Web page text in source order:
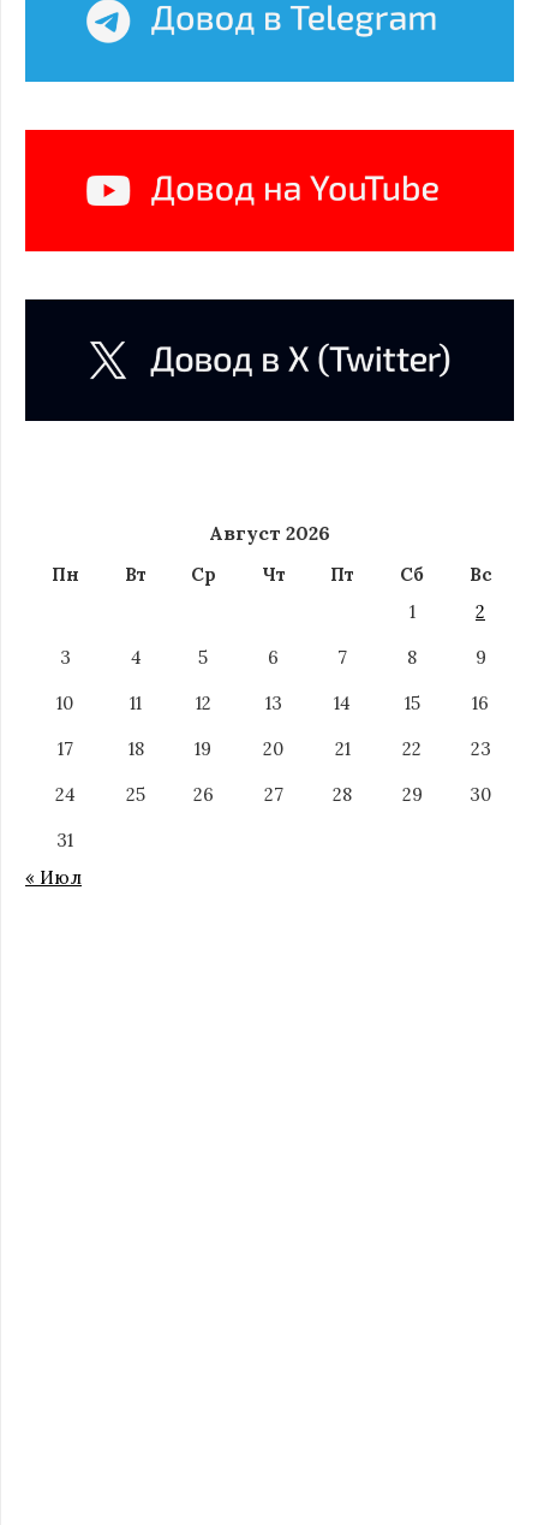
Август 2026
Пн Вт Ср Чт Пт Сб
Вс
1
2
3
4 5 6 7 8
9
10
11 12 13 14 15
16
17
18 19 20 21 22
23
24
25 26 27 28 29
30
31
« Июл